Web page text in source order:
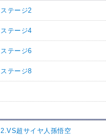
ステージ2
ステージ4
ステージ6
ステージ8
2.VS超サイヤ人孫悟空